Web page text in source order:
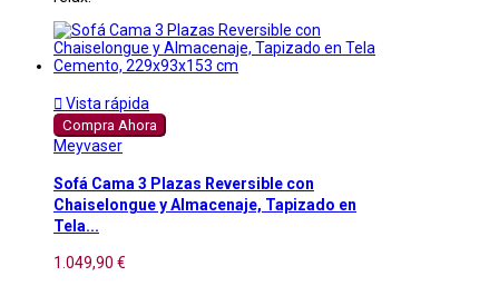
 Vista rápida
Compra Ahora
Meyvaser
Sofá Cama 3 Plazas Reversible con
Chaiselongue y Almacenaje, Tapizado en
Tela...
1.049,90 €